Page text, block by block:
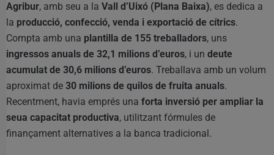
Agribur, amb seu a la Vall d’Uixó (Plana Baixa), es dedica a
la producció, confecció, venda i exportació de cítrics.
Compta amb una plantilla de 155 treballadors, uns
ingressos anuals de 32,1 milions d’euros, i un deute
acumulat de 30,6 milions d’euros. Treballava amb un volum
aproximat de 30 milions de quilos de fruita anuals.
Recentment, havia emprés una forta inversió per ampliar la
seua capacitat productiva, utilitzant fórmules de
finançament alternatives a la banca tradicional.